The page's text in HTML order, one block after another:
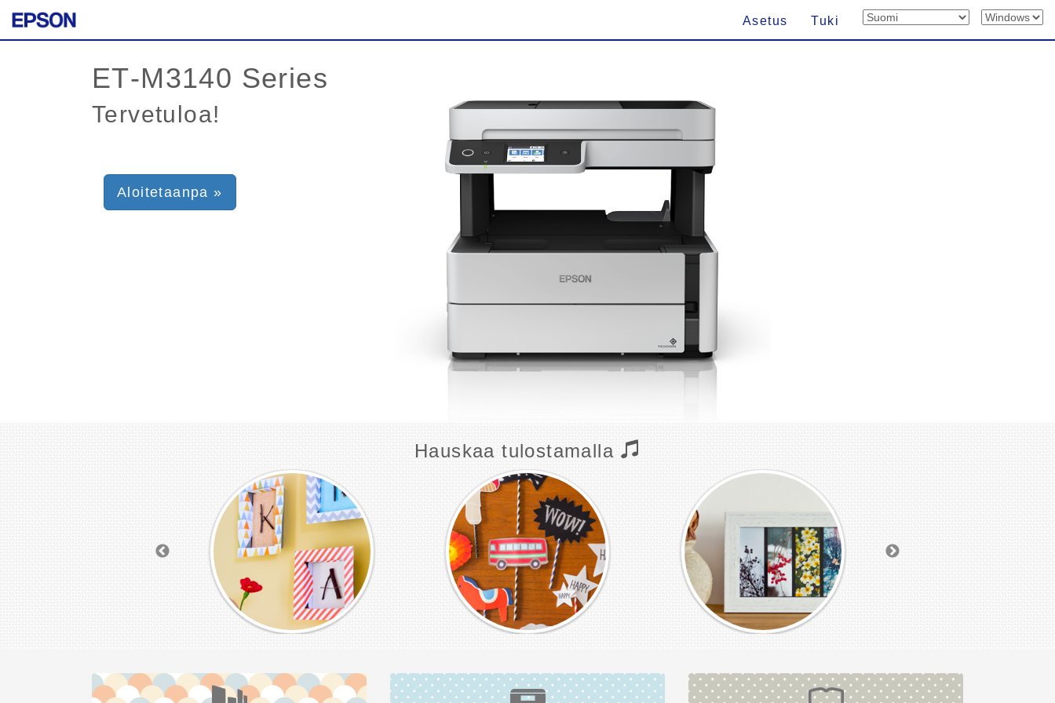
Asetus Tuki
Tervetuloa!
Aloitetaanpa »
Hauskaa tulostamalla